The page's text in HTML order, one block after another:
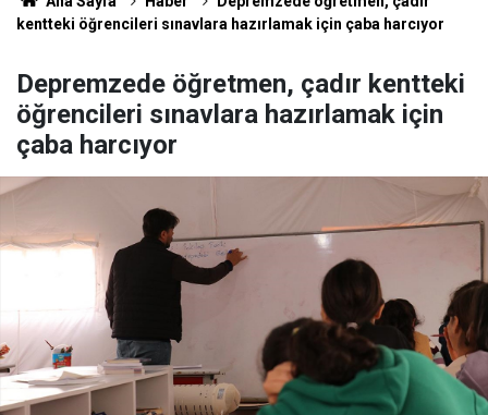
kentteki öğrencileri sınavlara hazırlamak için çaba harcıyor
Depremzede öğretmen, çadır kentteki
öğrencileri sınavlara hazırlamak için
çaba harcıyor